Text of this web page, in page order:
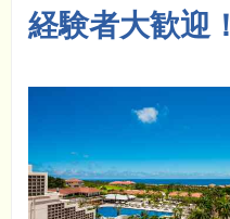
経験者大歓迎！